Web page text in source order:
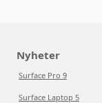
Nyheter
Surface Pro 9
Surface Laptop 5